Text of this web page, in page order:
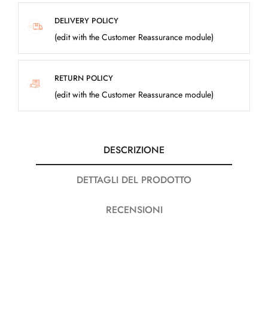
DELIVERY POLICY
(edit with the Customer Reassurance module)
RETURN POLICY
(edit with the Customer Reassurance module)
DESCRIZIONE
DETTAGLI DEL PRODOTTO
RECENSIONI